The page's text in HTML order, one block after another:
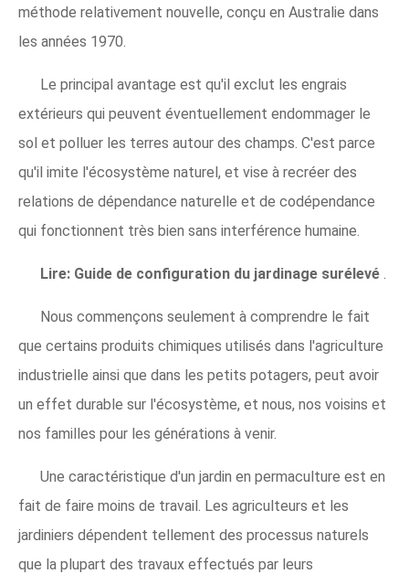
méthode relativement nouvelle, conçu en Australie dans
les années 1970.
Le principal avantage est qu'il exclut les engrais
extérieurs qui peuvent éventuellement endommager le
sol et polluer les terres autour des champs. C'est parce
qu'il imite l'écosystème naturel, et vise à recréer des
relations de dépendance naturelle et de codépendance
qui fonctionnent très bien sans interférence humaine.
Lire: Guide de configuration du jardinage surélevé .
Nous commençons seulement à comprendre le fait
que certains produits chimiques utilisés dans l'agriculture
industrielle ainsi que dans les petits potagers, peut avoir
un effet durable sur l'écosystème, et nous, nos voisins et
nos familles pour les générations à venir.
Une caractéristique d'un jardin en permaculture est en
fait de faire moins de travail. Les agriculteurs et les
jardiniers dépendent tellement des processus naturels
que la plupart des travaux effectués par leurs